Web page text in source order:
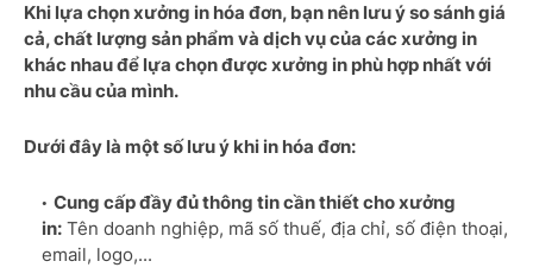
Khi lựa chọn xưởng in hóa đơn, bạn nên lưu ý so sánh giá
cả, chất lượng sản phẩm và dịch vụ của các xưởng in
khác nhau để lựa chọn được xưởng in phù hợp nhất với
nhu cầu của mình.
Dưới đây là một số lưu ý khi in hóa đơn:
Cung cấp đầy đủ thông tin cần thiết cho xưởng
in: Tên doanh nghiệp, mã số thuế, địa chỉ, số điện thoại,
email, logo,...